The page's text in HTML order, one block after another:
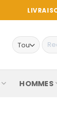
pour :
HOMMES